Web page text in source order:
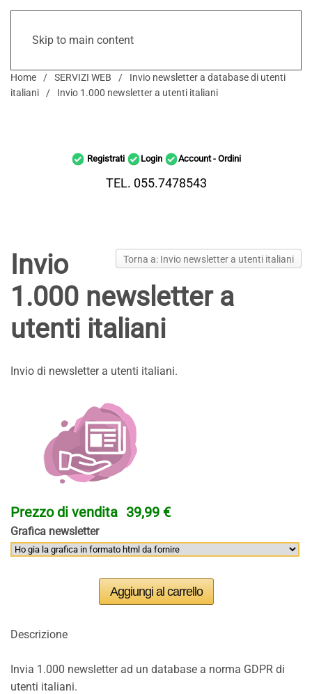
Skip to main content
Home SERVIZI WEB
Invio newsletter a database di utenti
italiani
Invio 1.000 newsletter a utenti italiani
Registrati Login Account - Ordini
TEL. 055.7478543
Torna a: Invio newsletter a utenti italiani
Invio
1.000 newsletter a
utenti italiani
Invio di newsletter a utenti italiani.
Prezzo di vendita 39,99 €
Grafica newsletter
Descrizione
Invia 1.000 newsletter ad un database a norma GDPR di
utenti italiani.